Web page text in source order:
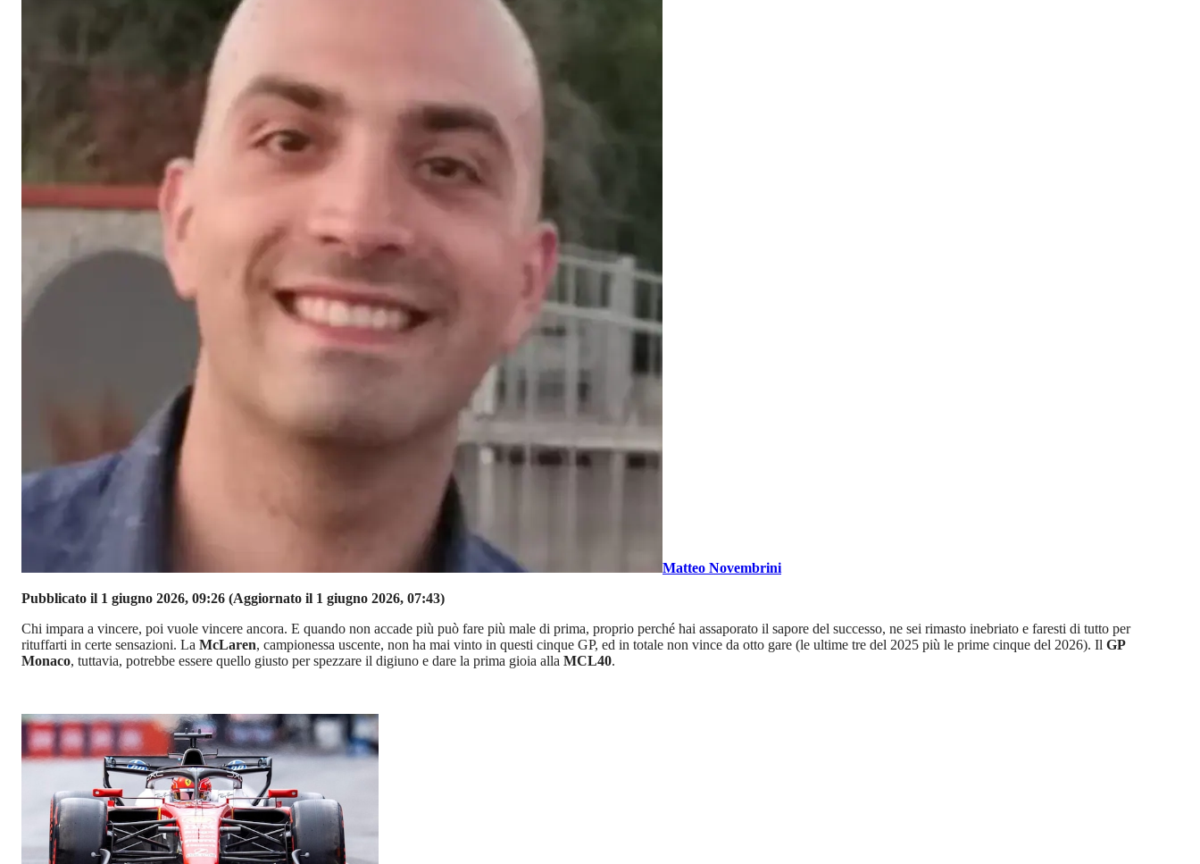
Matteo Novembrini
Pubblicato il 1 giugno 2026, 09:26 (Aggiornato il 1 giugno 2026, 07:43)
Chi impara a vincere, poi vuole vincere ancora. E quando non accade più può fare più male di prima, proprio perché hai assaporato il sapore del successo, ne sei rimasto inebriato e faresti di tutto per
rituffarti in certe sensazioni. La McLaren, campionessa uscente, non ha mai vinto in questi cinque GP, ed in totale non vince da otto gare (le ultime tre del 2025 più le prime cinque del 2026). Il GP
Monaco, tuttavia, potrebbe essere quello giusto per spezzare il digiuno e dare la prima gioia alla MCL40.